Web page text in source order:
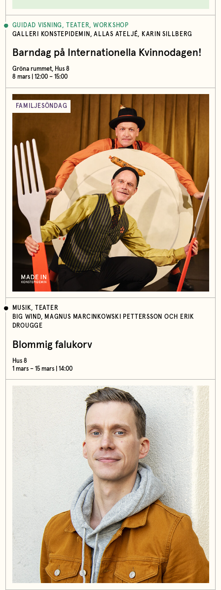
GUIDAD VISNING, TEATER, WORKSHOP
GALLERI KONSTEPIDEMIN, ALLAS ATELJÉ, KARIN SILLBERG
Barndag på Internationella Kvinnodagen!
Gröna rummet, Hus 8
8 mars | 12:00 – 15:00
FAMILJESÖNDAG
MUSIK, TEATER
BIG WIND, MAGNUS MARCINKOWSKI PETTERSSON OCH ERIK
DROUGGE
Blommig falukorv
Hus 8
1 mars – 15 mars | 14:00